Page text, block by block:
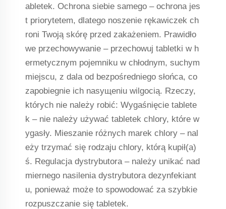
abletek. Ochrona siebie samego – ochrona jes
t priorytetem, dlatego noszenie rękawiczek ch
roni Twoją skórę przed zakażeniem. Prawidło
we przechowywanie – przechowuj tabletki w h
ermetycznym pojemniku w chłodnym, suchym
miejscu, z dala od bezpośredniego słońca, co
zapobiegnie ich nasyщeniu wilgocią. Rzeczy,
których nie należy robić: Wygaśnięcie tablete
k – nie należy używać tabletek chlory, które w
ygasły. Mieszanie różnych marek chlory – nal
eży trzymać się rodzaju chlory, którą kupił(a)
ś. Regulacja dystrybutora – należy unikać nad
miernego nasilenia dystrybutora dezynfekiant
u, ponieważ może to spowodować za szybkie
rozpuszczanie się tabletek.